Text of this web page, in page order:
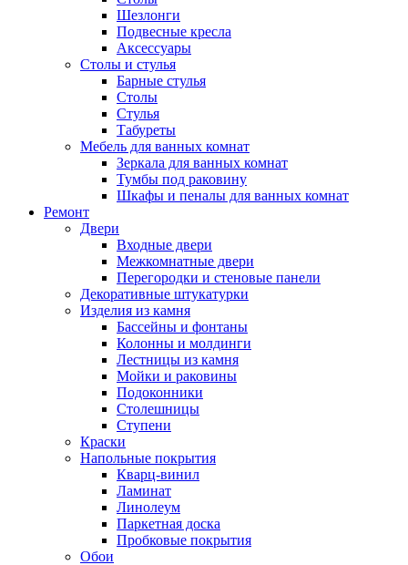
Шезлонги
Подвесные кресла
Аксессуары
Столы и стулья
Барные стулья
Столы
Стулья
Табуреты
Мебель для ванных комнат
Зеркала для ванных комнат
Тумбы под раковину
Шкафы и пеналы для ванных комнат
Ремонт
Двери
Входные двери
Межкомнатные двери
Перегородки и стеновые панели
Декоративные штукатурки
Изделия из камня
Бассейны и фонтаны
Колонны и молдинги
Лестницы из камня
Мойки и раковины
Подоконники
Столешницы
Ступени
Краски
Напольные покрытия
Кварц-винил
Ламинат
Линолеум
Паркетная доска
Пробковые покрытия
Обои